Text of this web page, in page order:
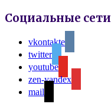
Социальные сети
vkontakte
twitter
youtube
zen-yandex
mail